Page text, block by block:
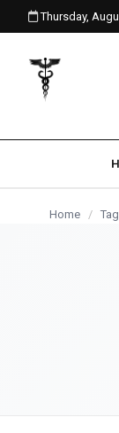
content
Thursday,
Home /